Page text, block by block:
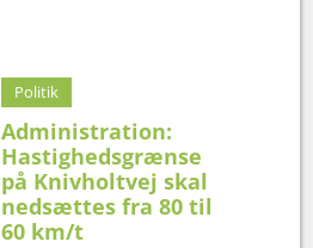
Politik
Administration:
Hastighedsgrænse
på Knivholtvej skal
nedsættes fra 80 til
60 km/t